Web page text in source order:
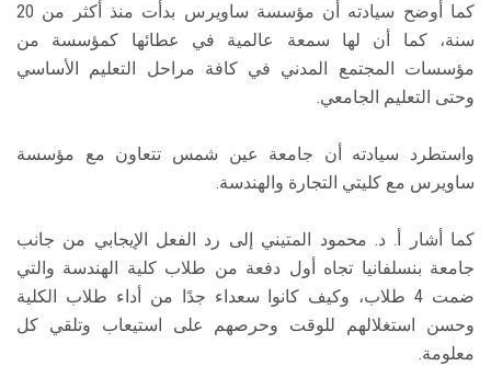
كما أوضح سيادته أن مؤسسة ساويرس بدأت منذ أكثر من 20
سنة، كما أن لها سمعة عالمية في عطائها كمؤسسة من
مؤسسات المجتمع المدني في كافة مراحل التعليم الأساسي
وحتى التعليم الجامعي.
واستطرد سيادته أن جامعة عين شمس تتعاون مع مؤسسة
ساويرس مع كليتي التجارة والهندسة.
كما أشار أ. د. محمود المتيني إلى رد الفعل الإيجابي من جانب
جامعة بنسلفانيا تجاه أول دفعة من طلاب كلية الهندسة والتي
ضمت 4 طلاب، وكيف كانوا سعداء جدًا من أداء طلاب الكلية
وحسن استغلالهم للوقت وحرصهم على استيعاب وتلقي كل
معلومة.